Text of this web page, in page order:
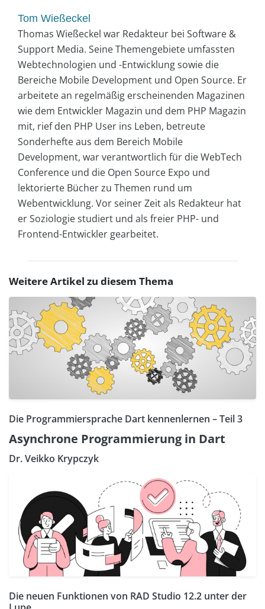
Tom Wießeckel
Thomas Wießeckel war Redakteur bei Software &
Support Media. Seine Themengebiete umfassten
Webtechnologien und -Entwicklung sowie die
Bereiche Mobile Development und Open Source. Er
arbeitete an regelmäßig erscheinenden Magazinen
wie dem Entwickler Magazin und dem PHP Magazin
mit, rief den PHP User ins Leben, betreute
Sonderhefte aus dem Bereich Mobile
Development, war verantwortlich für die WebTech
Conference und die Open Source Expo und
lektorierte Bücher zu Themen rund um
Webentwicklung. Vor seiner Zeit als Redakteur hat
er Soziologie studiert und als freier PHP- und
Frontend-Entwickler gearbeitet.
Weitere Artikel zu diesem Thema
Die Programmiersprache Dart kennenlernen – Teil 3
Asynchrone Programmierung in Dart
Dr. Veikko Krypczyk
Die neuen Funktionen von RAD Studio 12.2 unter der